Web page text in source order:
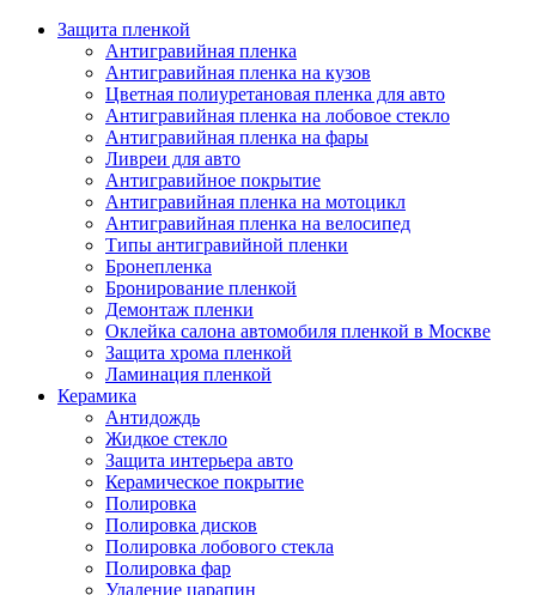
Защита пленкой
Антигравийная пленка
Антигравийная пленка на кузов
Цветная полиуретановая пленка для авто
Антигравийная пленка на лобовое стекло
Антигравийная пленка на фары
Ливреи для авто
Антигравийное покрытие
Антигравийная пленка на мотоцикл
Антигравийная пленка на велосипед
Типы антигравийной пленки
Бронепленка
Бронирование пленкой
Демонтаж пленки
Оклейка салона автомобиля пленкой в Москве
Защита хрома пленкой
Ламинация пленкой
Керамика
Антидождь
Жидкое стекло
Защита интерьера авто
Керамическое покрытие
Полировка
Полировка дисков
Полировка лобового стекла
Полировка фар
Удаление царапин